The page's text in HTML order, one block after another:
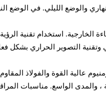
والوضع الليلي. في الوضع
الخارجية. استخدام تقنية الرؤية
وتقنية التصوير الحراري بشكل
عالية القوة والفولاذ
الواسع. مناسبات